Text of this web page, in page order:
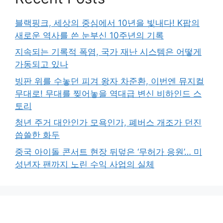
블랙핑크, 세상의 중심에서 10년을 빛내다! K팝의
새로운 역사를 쓴 눈부신 10주년의 기록
지속되는 기록적 폭염, 국가 재난 시스템은 어떻게
가동되고 있나
빙판 위를 수놓던 피겨 왕자 차준환, 이번엔 뮤지컬
무대로! 무대를 찢어놓을 역대급 변신 비하인드 스
토리
청년 주거 대안인가 모욕인가, 폐버스 개조가 던진
씁쓸한 화두
중국 아이돌 콘서트 현장 뒤덮은 ‘무허가 응원’… 미
성년자 팬까지 노린 수익 사업의 실체